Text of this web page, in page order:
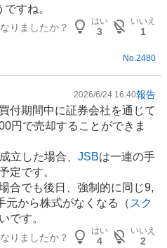
すね。
りましたか？
はい
3
いいえ
1
No.2480
2026/6/24 16:40報告
付期間中に証券会社を通じて
円で売却することができま
立した場合、 JSBは一連の手
定です。
合でも後日、強制的に同じ9,
元から株式がなくなる（ スク
です。
りましたか？
はい
4
いいえ
2